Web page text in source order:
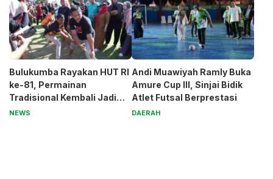
Bulukumba Rayakan HUT RI
ke-81, Permainan
Tradisional Kembali Jadi
Magnet
NEWS
Andi Muawiyah Ramly Buka
Amure Cup III, Sinjai Bidik
Atlet Futsal Berprestasi
DAERAH